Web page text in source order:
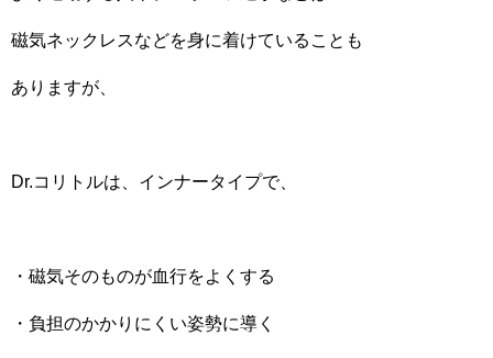
磁気ネックレスなどを身に着けていることも
ありますが、
Dr.コリトルは、インナータイプで、
・磁気そのものが血行をよくする
・負担のかかりにくい姿勢に導く